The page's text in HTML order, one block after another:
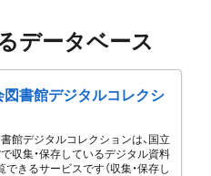
データベース
図書館デジタルコレクシ
館デジタルコレクションは、国立
収集・保存しているデジタル資料
できるサービスです（収集・保存し